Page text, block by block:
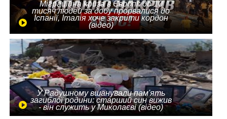
Міграційна криза в Європі: до 10
тисяч людей за добу прорвалися до
Іспанії, Італія хоче закрити кордон
(відео)
У Радушному вшанували пам'ять
загиблої родини: старший син вижив
- він служить у Миколаєві (відео)